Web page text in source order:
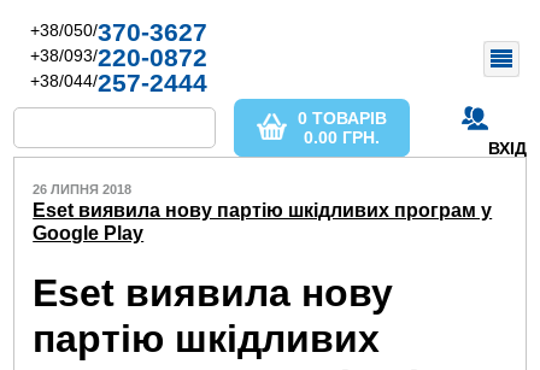
+38/050/370-3627
+38/093/220-0872
+38/044/257-2444
ВХІД
0 ТОВАРІВ
0.00 ГРН.
26 ЛИПНЯ 2018
Eset виявила нову партію шкідливих програм у
Google Play
Eset виявила нову
партію шкідливих